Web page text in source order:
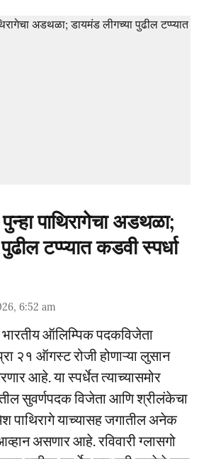
पुन्हा पाथिरागेचा अडथळा;
टप्प्यात कडवी स्पर्धा
6:52 am
भारतीय ऑलिम्पिक पदकविजेता
२१ ऑगस्ट रोजी होणाऱ्या लुसान
आहे. या स्पर्धेत त्याच्यासमोर
सुवर्णपदक विजेता आणि श्रीलंकेचा
पाथिरागे याच्यासह जगातील अनेक
असणार आहे. रविवारी ग्लासगो